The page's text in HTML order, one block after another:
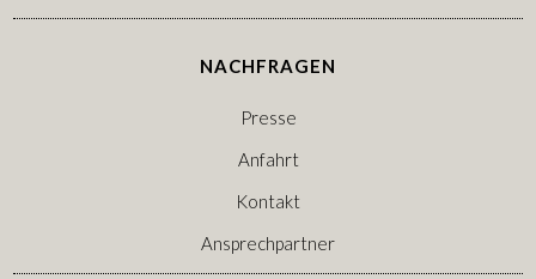
NACHFRAGEN
Presse
Anfahrt
Kontakt
Ansprechpartner